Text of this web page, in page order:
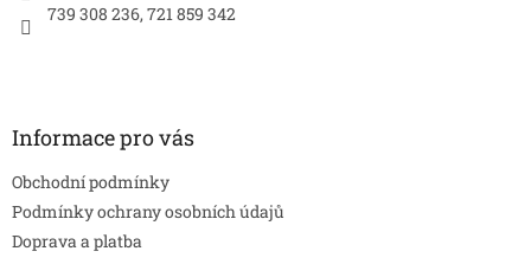
739 308 236, 721 859 342
Informace pro vás
Obchodní podmínky
Podmínky ochrany osobních údajů
Doprava a platba